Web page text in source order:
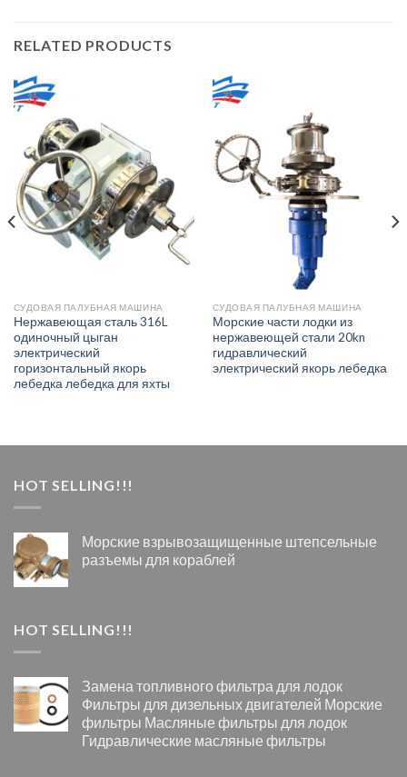
RELATED PRODUCTS
СУДОВАЯ ПАЛУБНАЯ МАШИНА
Нержавеющая сталь 316L
одиночный цыган
электрический
горизонтальный якорь
лебедка лебедка для яхты
СУДОВАЯ ПАЛУБНАЯ МАШИНА
Морские части лодки из
нержавеющей стали 20kn
гидравлический
электрический якорь лебедка
HOT SELLING!!!
Морские взрывозащищенные штепсельные
разъемы для кораблей
HOT SELLING!!!
Замена топливного фильтра для лодок
Фильтры для дизельных двигателей Морские
фильтры Масляные фильтры для лодок
Гидравлические масляные фильтры